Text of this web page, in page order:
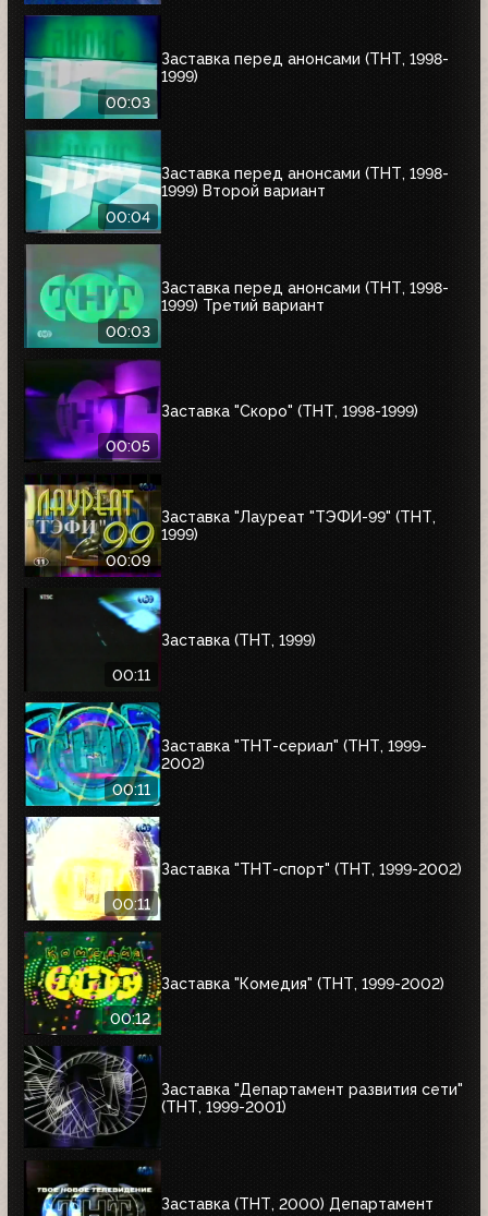
00:03
Заставка перед анонсами (ТНТ, 1998-
1999)
00:04
Заставка перед анонсами (ТНТ, 1998-
1999) Второй вариант
00:03
Заставка перед анонсами (ТНТ, 1998-
1999) Третий вариант
00:05
Заставка "Скоро" (ТНТ, 1998-1999)
00:09
Заставка "Лауреат "ТЭФИ-99" (ТНТ,
1999)
00:11
Заставка (ТНТ, 1999)
00:11
Заставка "ТНТ-сериал" (ТНТ, 1999-
2002)
00:11
Заставка "ТНТ-спорт" (ТНТ, 1999-2002)
00:12
Заставка "Комедия" (ТНТ, 1999-2002)
Заставка "Департамент развития сети"
(ТНТ, 1999-2001)
Заставка (ТНТ, 2000) Департамент